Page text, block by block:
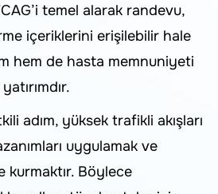
temel alarak randevu,
içeriklerini erişilebilir hale
hem de hasta memnuniyeti
adım, yüksek trafikli akışları
uygulamak ve
kurmaktır. Böylece